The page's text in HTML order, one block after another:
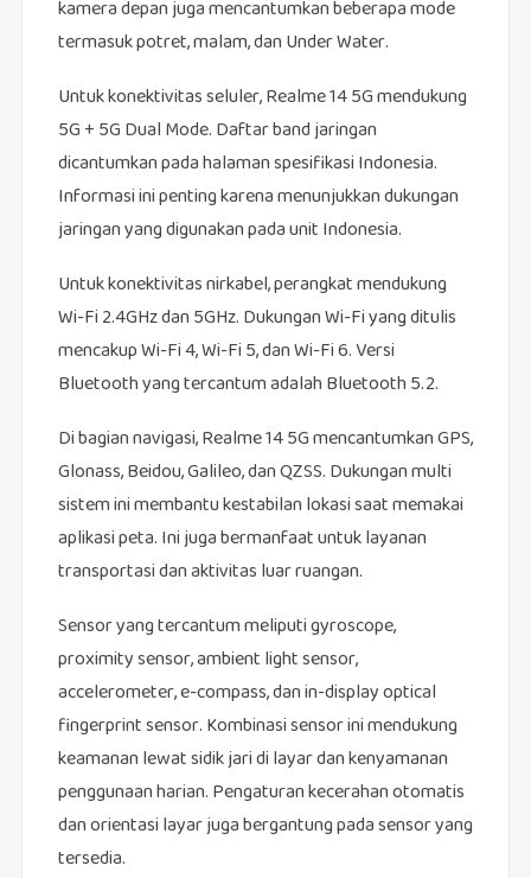
kamera depan juga mencantumkan beberapa mode
termasuk potret, malam, dan Under Water.
Untuk konektivitas seluler, Realme 14 5G mendukung
5G + 5G Dual Mode. Daftar band jaringan
dicantumkan pada halaman spesifikasi Indonesia.
Informasi ini penting karena menunjukkan dukungan
jaringan yang digunakan pada unit Indonesia.
Untuk konektivitas nirkabel, perangkat mendukung
Wi-Fi 2.4GHz dan 5GHz. Dukungan Wi-Fi yang ditulis
mencakup Wi-Fi 4, Wi-Fi 5, dan Wi-Fi 6. Versi
Bluetooth yang tercantum adalah Bluetooth 5.2.
Di bagian navigasi, Realme 14 5G mencantumkan GPS,
Glonass, Beidou, Galileo, dan QZSS. Dukungan multi
sistem ini membantu kestabilan lokasi saat memakai
aplikasi peta. Ini juga bermanfaat untuk layanan
transportasi dan aktivitas luar ruangan.
Sensor yang tercantum meliputi gyroscope,
proximity sensor, ambient light sensor,
accelerometer, e-compass, dan in-display optical
fingerprint sensor. Kombinasi sensor ini mendukung
keamanan lewat sidik jari di layar dan kenyamanan
penggunaan harian. Pengaturan kecerahan otomatis
dan orientasi layar juga bergantung pada sensor yang
tersedia.